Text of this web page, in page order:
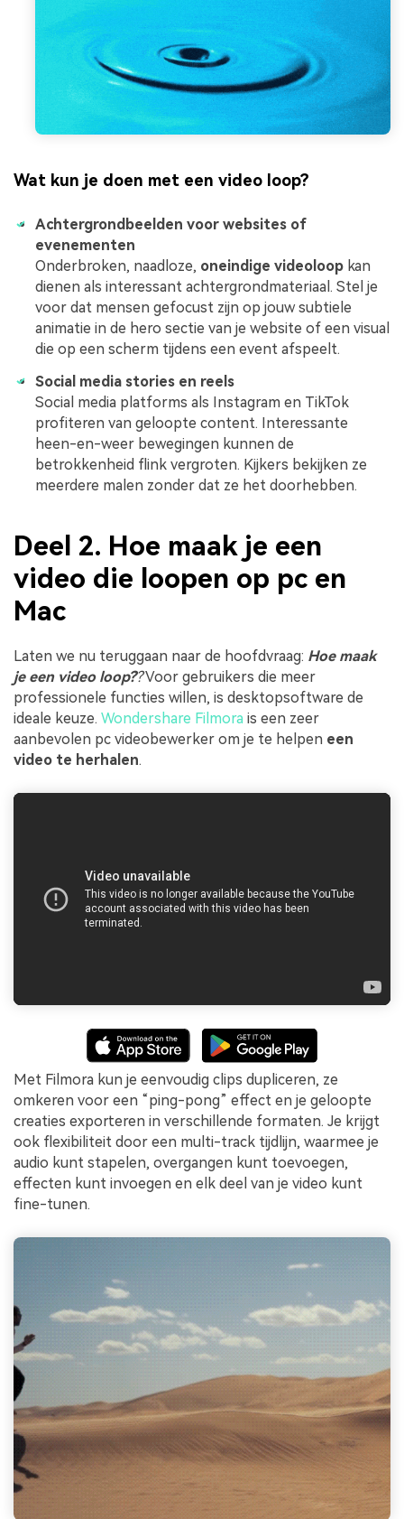
Wat kun je doen met een video loop?
Achtergrondbeelden voor websites of
evenementen
Onderbroken, naadloze, oneindige videoloop kan
dienen als interessant achtergrondmateriaal. Stel je
voor dat mensen gefocust zijn op jouw subtiele
animatie in de hero sectie van je website of een visual
die op een scherm tijdens een event afspeelt.
Social media stories en reels
Social media platforms als Instagram en TikTok
profiteren van geloopte content. Interessante
heen-en-weer bewegingen kunnen de
betrokkenheid flink vergroten. Kijkers bekijken ze
meerdere malen zonder dat ze het doorhebben.
Deel 2. Hoe maak je een
video die loopen op pc en
Mac
Laten we nu teruggaan naar de hoofdvraag: Hoe maak
je een video loop??Voor gebruikers die meer
professionele functies willen, is desktopsoftware de
ideale keuze. Wondershare Filmora is een zeer
aanbevolen pc videobewerker om je te helpen een
video te herhalen.
Met Filmora kun je eenvoudig clips dupliceren, ze
omkeren voor een “ping-pong” effect en je geloopte
creaties exporteren in verschillende formaten. Je krijgt
ook flexibiliteit door een multi-track tijdlijn, waarmee je
audio kunt stapelen, overgangen kunt toevoegen,
effecten kunt invoegen en elk deel van je video kunt
fine-tunen.